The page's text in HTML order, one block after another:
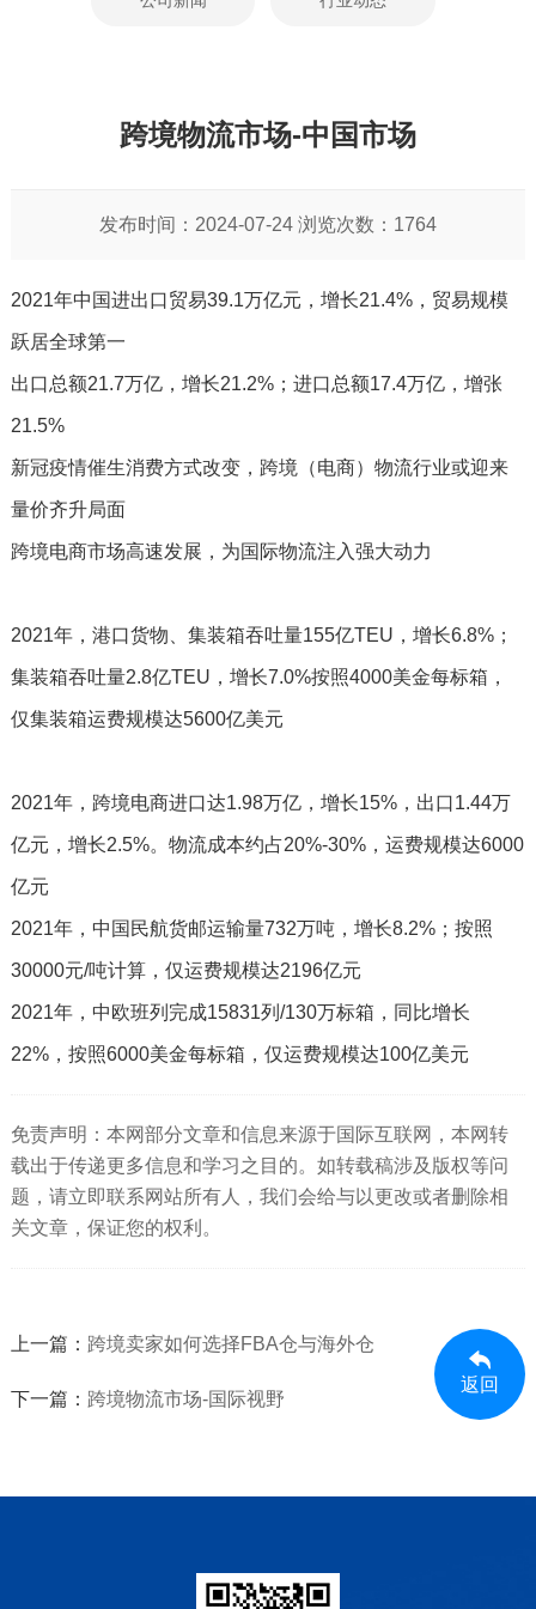
跨境物流市场-中国市场
发布时间：2024-07-24 浏览次数：1764
2021年中国进出口贸易39.1万亿元，增长21.4%，贸易规模
跃居全球第一
出口总额21.7万亿，增长21.2%；进口总额17.4万亿，增张
21.5%
新冠疫情催生消费方式改变，跨境（电商）物流行业或迎来
量价齐升局面
跨境电商市场高速发展，为国际物流注入强大动力
2021年，港口货物、集装箱吞吐量155亿TEU，增长6.8%；
集装箱吞吐量2.8亿TEU，增长7.0%按照4000美金每标箱，
仅集装箱运费规模达5600亿美元
2021年，跨境电商进口达1.98万亿，增长15%，出口1.44万
亿元，增长2.5%。物流成本约占20%-30%，运费规模达6000
亿元
2021年，中国民航货邮运输量732万吨，增长8.2%；按照
30000元/吨计算，仅运费规模达2196亿元
2021年，中欧班列完成15831列/130万标箱，同比增长
22%，按照6000美金每标箱，仅运费规模达100亿美元
免责声明：本网部分文章和信息来源于国际互联网，本网转
载出于传递更多信息和学习之目的。如转载稿涉及版权等问
题，请立即联系网站所有人，我们会给与以更改或者删除相
关文章，保证您的权利。
上一篇： 跨境卖家如何选择FBA仓与海外仓
下一篇： 跨境物流市场-国际视野
返回